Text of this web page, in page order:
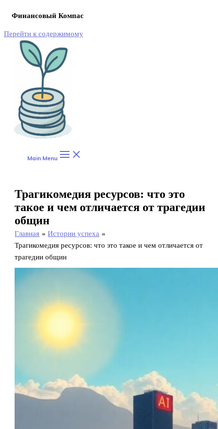
Финансовый Компас
Перейти к содержимому
Main Menu
Трагикомедия ресурсов: что это
такое и чем отличается от трагедии
общин
Главная
Истории успеха
Трагикомедия ресурсов: что это такое и чем отличается от
трагедии общин